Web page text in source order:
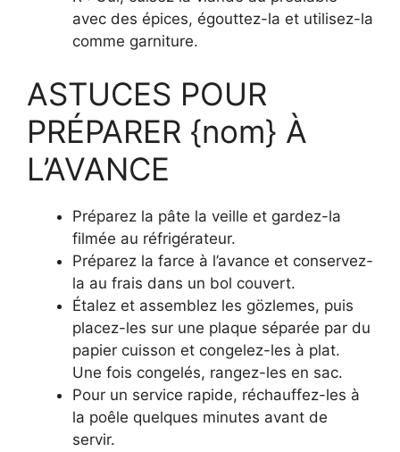
avec des épices, égouttez-la et utilisez-la
comme garniture.
ASTUCES POUR
PRÉPARER {nom} À
L’AVANCE
Préparez la pâte la veille et gardez-la
filmée au réfrigérateur.
Préparez la farce à l’avance et conservez-
la au frais dans un bol couvert.
Étalez et assemblez les gözlemes, puis
placez-les sur une plaque séparée par du
papier cuisson et congelez-les à plat.
Une fois congelés, rangez-les en sac.
Pour un service rapide, réchauffez-les à
la poêle quelques minutes avant de
servir.